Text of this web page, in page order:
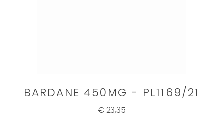
BARDANE 450MG - PL1169/21
€ 23,35